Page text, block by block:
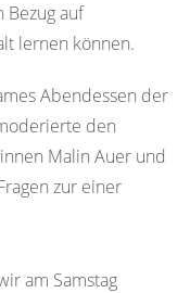
Bezug auf
lernen können.
Abendessen der
den
Malin Auer und
zur einer
am Samstag